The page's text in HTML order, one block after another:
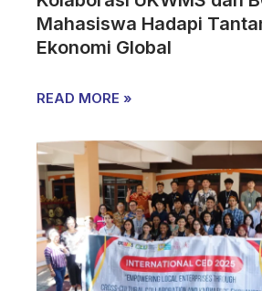
Mahasiswa Hadapi
Ekonomi Global
READ MORE »